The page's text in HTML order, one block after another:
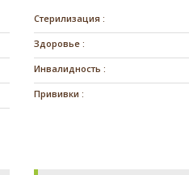
Стерилизация :
Здоровье :
Инвалидность :
Прививки :